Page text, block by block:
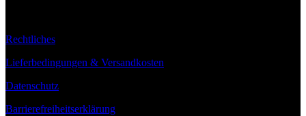
Rechtliches
Lieferbedingungen & Versandkosten
Datenschutz
Barrierefreiheitserklärung